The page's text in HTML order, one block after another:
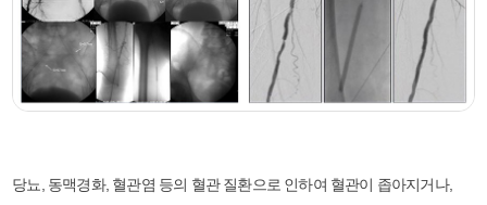
당뇨, 동맥경화, 혈관염 등의 혈관 질환으로 인하여 혈관이 좁아지거나,